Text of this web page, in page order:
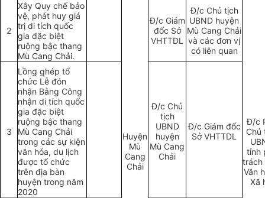
Huyện
Mù
Cang
Chải
Đ/c
Chủ
tỉnh
trách
Văn h
Xã
2
Xây Quy chế bảo
vệ, phát huy giá
trị di tích quốc
gia đặc biệt
ruộng bậc thang
Mù Cang Chải.
Đ/c Giám
đốc Sở
VHTTDL
Đ/c Chủ tịch
UBND huyện
Mù Cang Chải
và các đơn vị
có liên quan
3
Lồng ghép tổ
chức Lễ đón
nhận Bằng Công
nhận di tích quốc
gia đặc biệt
ruộng bậc thang
Mù Cang Chải
trong các sự kiện
văn hóa, du lịch
được tổ chức
trên địa bàn
huyện trong năm
2020
Đ/c Chủ
tịch
UBND
huyện
Mù Cang
Chải
Đ/c Giám đốc
Sở VHTTDL